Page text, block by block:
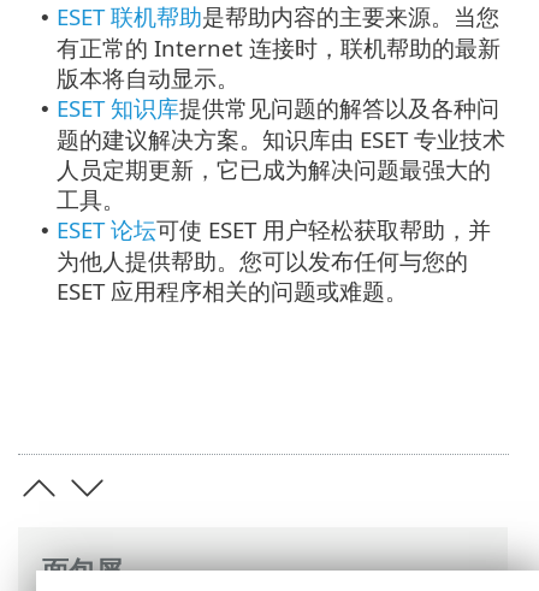
面包屑
• ESET 联机帮助是帮助内容的主要来源。当您
有正常的 Internet 连接时，联机帮助的最新
版本将自动显示。
• ESET 知识库提供常见问题的解答以及各种问
题的建议解决方案。知识库由 ESET 专业技术
人员定期更新，它已成为解决问题最强大的
工具。
• ESET 论坛可使 ESET 用户轻松获取帮助，并
为他人提供帮助。您可以发布任何与您的
ESET 应用程序相关的问题或难题。